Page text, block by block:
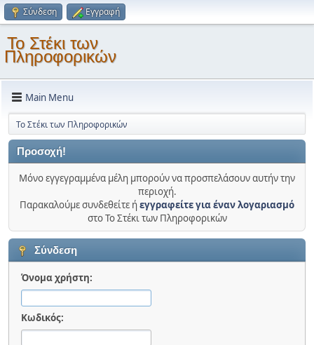
Σύνδεση Εγγραφή
Το Στέκι των
Πληροφορικών
Main Menu
Το Στέκι των Πληροφορικών
Προσοχή!
Μόνο εγγεγραμμένα μέλη μπορούν να προσπελάσουν αυτήν την
περιοχή.
Παρακαλούμε συνδεθείτε ήεγγραφείτε για έναν λογαριασμό
στο Το Στέκι των Πληροφορικών
Σύνδεση
Όνομα χρήστη:
Κωδικός: